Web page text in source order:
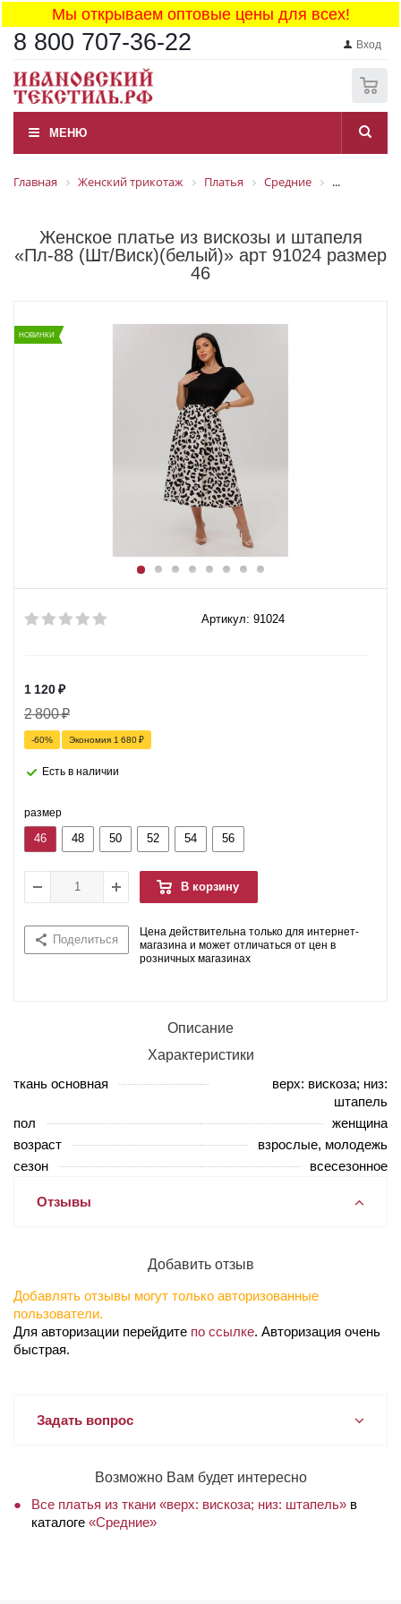
Мы открываем оптовые цены для всех!
8 800 707-36-22 Вход
МЕНЮ
Главная Женский трикотаж Платья Средние ...
Женское платье из вискозы и штапеля
«Пл-88 (Шт/Виск)(белый)» арт 91024 размер
46
НОВИНКИ
Артикул: 91024
1 120₽
2 800₽
-60% Экономия 1 680₽
Есть в наличии
размер
46 48 50 52 54 56
В корзину
Поделиться
Цена действительна только для интернет-
магазина и может отличаться от цен в
розничных магазинах
Описание
Характеристики
ткань основная
верх: вискоза; низ:
штапель
пол
женщина
возраст
взрослые, молодежь
сезон
всесезонное
Отзывы
Добавить отзыв
Добавлять отзывы могут только авторизованные
пользователи.
Для авторизации перейдите по ссылке. Авторизация очень
быстрая.
Задать вопрос
Возможно Вам будет интересно
Все платья из ткани «верх: вискоза; низ: штапель» в
каталоге «Средние»